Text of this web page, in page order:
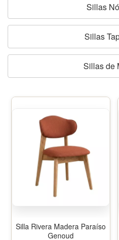
Sillas
Sillas
Sillas de
Silla Rivera Madera Paraíso
Genoud